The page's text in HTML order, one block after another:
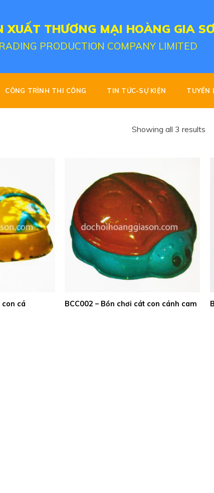
XUẤT THƯƠNG MẠI HOÀNG GIA
PRODUCTION COMPANY LIMITED
CÔNG TRÌNH THI CÔNG TIN TỨC-SỰ KIỆN TUYỂN
Showing all 3 results
con cá BCC002 – Bồn chơi cát con cánh cam